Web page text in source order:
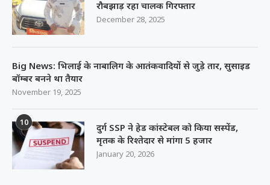
रौबझाड़ रहा चालक गिरफ्तार
December 28, 2025
Big News: भिलाई के नाबालिग के आतंकवादियों से जुड़े तार, सुसाइड
बॉम्बर बनने था तैयार
November 19, 2025
10
दुर्ग SSP ने हेड कांस्टेबल को किया सस्पेंड,
मृतक के रिश्तेदार से मांगा 5 हजार
January 20, 2026